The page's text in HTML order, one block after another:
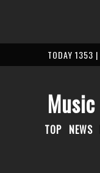
TODAY 1353
TOP NEWS